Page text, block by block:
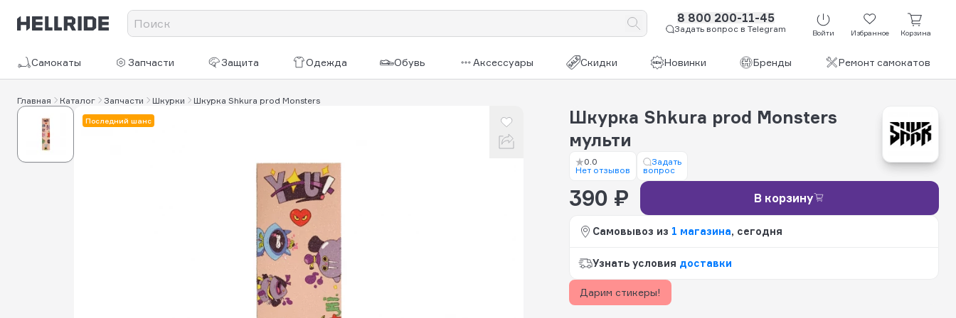
8 800 200-11-45
Задать вопрос в Telegram Войти Избранное Корзина
Самокаты Запчасти Защита Одежда Обувь Аксессуары Скидки Новинки Бренды Ремонт самокатов
Главная Каталог Запчасти Шкурки Шкурка Shkurа рrоd Monsters
Последний шанс
Шкурка Shkurа рrоd Monsters
мульти
0.0
Нет отзывов
Задать
вопрос
390 ₽ В корзину
Самовывоз из 1 магазина, сегодня
Узнать условия доставки
Дарим стикеры!